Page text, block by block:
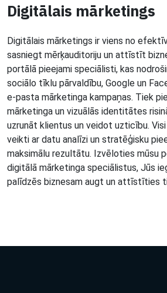
Digitālais mārketings
Digitālais mārketings ir viens no
sasniegt mērķauditoriju un attīstīt
portālā pieejami speciālisti, kas
sociālo tīklu pārvaldību, Google un
e-pasta mārketinga kampaņas. Tiek
mārketinga un vizuālās identitātes
uzrunāt klientus un veidot uzticību.
veikti ar datu analīzi un stratēģisku
maksimālu rezultātu. Izvēloties mūsu
digitālā mārketinga speciālistus, Jūs
palīdzēs biznesam augt un attīstīties